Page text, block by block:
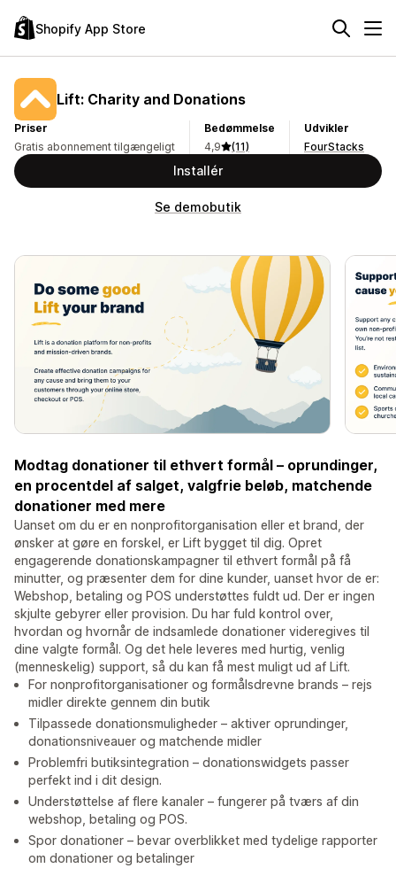
Shopify App Store
Lift: Charity and Donations
Priser
Gratis abonnement tilgængeligt
Bedømmelse
4,9
(11)
Udvikler
FourStacks
Installér
Se demobutik
Modtag donationer til ethvert formål – oprundinger,
en procentdel af salget, valgfrie beløb, matchende
donationer med mere
Uanset om du er en nonprofitorganisation eller et brand, der
ønsker at gøre en forskel, er Lift bygget til dig. Opret
engagerende donationskampagner til ethvert formål på få
minutter, og præsenter dem for dine kunder, uanset hvor de er:
Webshop, betaling og POS understøttes fuldt ud. Der er ingen
skjulte gebyrer eller provision. Du har fuld kontrol over,
hvordan og hvornår de indsamlede donationer videregives til
dine valgte formål. Og det hele leveres med hurtig, venlig
(menneskelig) support, så du kan få mest muligt ud af Lift.
For nonprofitorganisationer og formålsdrevne brands – rejs
midler direkte gennem din butik
Tilpassede donationsmuligheder – aktiver oprundinger,
donationsniveauer og matchende midler
Problemfri butiksintegration – donationswidgets passer
perfekt ind i dit design.
Understøttelse af flere kanaler – fungerer på tværs af din
webshop, betaling og POS.
Spor donationer – bevar overblikket med tydelige rapporter
om donationer og betalinger